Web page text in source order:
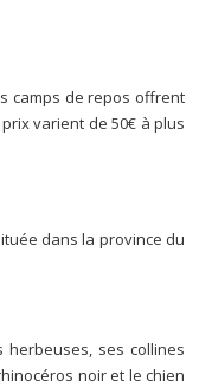
camps de repos offrent
varient de 50€ à plus
dans la province du
herbeuses, ses collines
noir et le chien